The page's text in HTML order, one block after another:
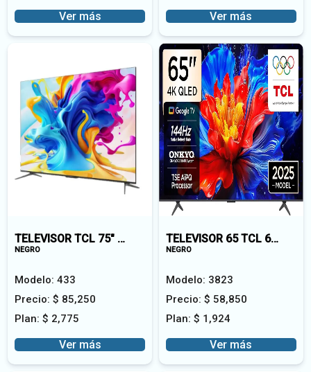
Ver más Ver más
TELEVISOR TCL 75" QLED75T6C-A
NEGRO
Modelo:433
Precio:$ 85,250
Plan:$ 2,775
Ver más
TELEVISOR 65 TCL 65P8KA
NEGRO
Modelo: 3823
Precio: $ 58,850
Plan: $ 1,924
Ver más